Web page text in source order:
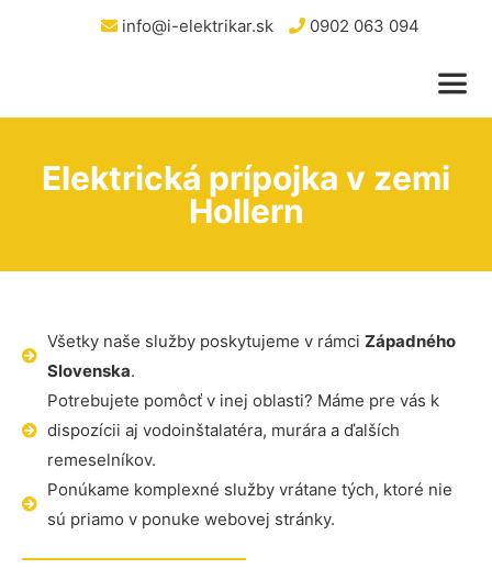
info@i-elektrikar.sk 0902 063 094
Elektrická prípojka v zemi
Hollern
Všetky naše služby poskytujeme v rámci Západného
Slovenska.
Potrebujete pomôcť v inej oblasti? Máme pre vás k
dispozícii aj vodoinštalatéra, murára a ďalších
remeselníkov.
Ponúkame komplexné služby vrátane tých, ktoré nie
sú priamo v ponuke webovej stránky.